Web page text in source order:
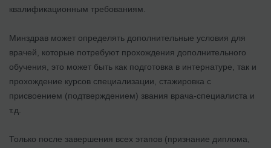
квалификационным требованиям.
Минздрав может определять дополнительные условия для
врачей, которые потребуют прохождения дополнительного
обучения, это может быть как подготовка в интернатуре, так и
прохождение курсов специализации, стажировка с
присвоением (подтверждением) звания врача-специалиста и
т.д.
Только после завершения всех этапов (признание диплома,